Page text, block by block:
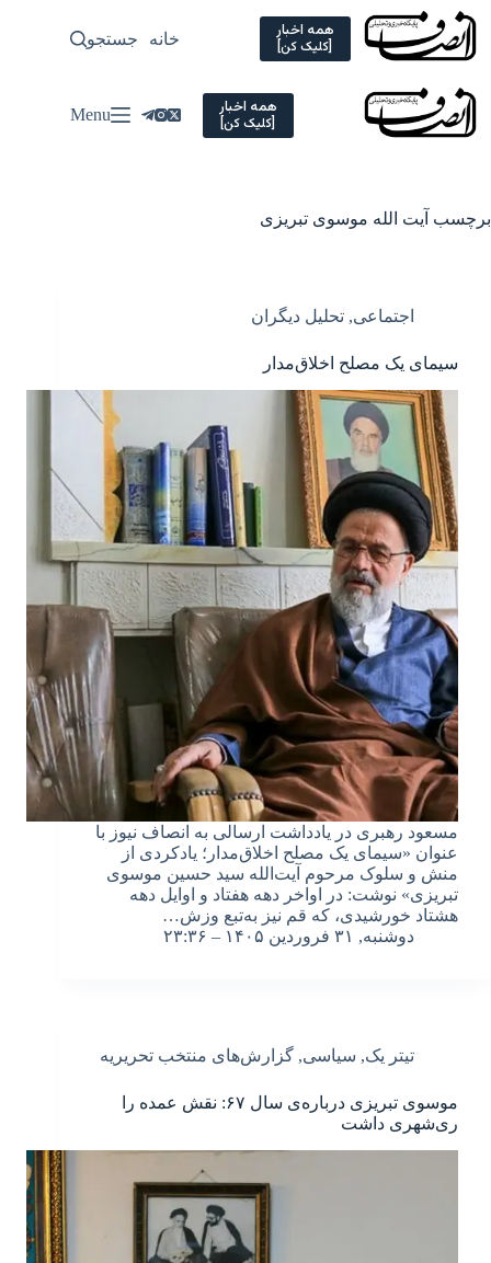
Skip
content
همه اخبار
[کلیک کن] خانه سیاسی
جستجو
همه اخبار
[کلیک کن] Menu
برچسب آیت الله موسوی تبریزی
اجتماعی, تحلیل دیگران
سیمای یک مصلح اخلاق‌مدار
مسعود رهبری در یادداشت ارسالی به انصاف نیوز با
عنوان «سیمای یک مصلح اخلاق‌مدار؛ یادکردی از
منش و سلوک مرحوم آیت‌الله سید حسین موسوی
تبریزی» نوشت: در اواخر دهه هفتاد و اوایل دهه
هشتاد خورشیدی، که قم نیز به‌تبع وزش…
دوشنبه, ۳۱ فروردین ۱۴۰۵ – ۲۳:۳۶
تیتر یک, سیاسی, گزارش‌های منتخب تحریریه
موسوی تبریزی درباره‌ی سال ۶۷: نقش عمده را
ری‌شهری داشت